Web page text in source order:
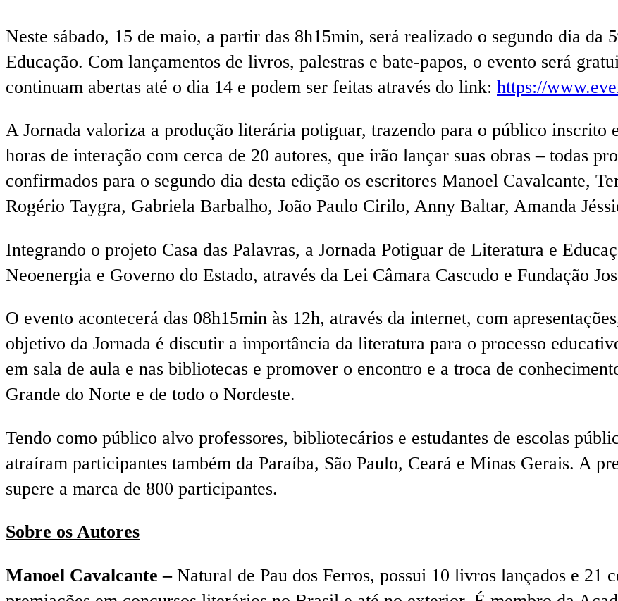
Neste sábado, 15 de maio, a partir das 8h15min, será realizado o segundo dia da
Educação. Com lançamentos de livros, palestras e bate-papos, o evento será
continuam abertas até o dia 14 e podem ser feitas através do link: https://
A Jornada valoriza a produção literária potiguar, trazendo para o público inscrito
horas de interação com cerca de 20 autores, que irão lançar suas obras – todas
confirmados para o segundo dia desta edição os escritores Manoel Cavalcante,
Rogério Taygra, Gabriela Barbalho, João Paulo Cirilo, Anny Baltar, Amanda
Integrando o projeto Casa das Palavras, a Jornada Potiguar de Literatura e
Neoenergia e Governo do Estado, através da Lei Câmara Cascudo e Fundação
O evento acontecerá das 08h15min às 12h, através da internet, com
objetivo da Jornada é discutir a importância da literatura para o processo
em sala de aula e nas bibliotecas e promover o encontro e a troca de
Grande do Norte e de todo o Nordeste.
Tendo como público alvo professores, bibliotecários e estudantes de escolas
atraíram participantes também da Paraíba, São Paulo, Ceará e Minas Gerais. A
supere a marca de 800 participantes.
Sobre os Autores
Manoel Cavalcante –Natural de Pau dos Ferros, possui 10 livros lançados e 21